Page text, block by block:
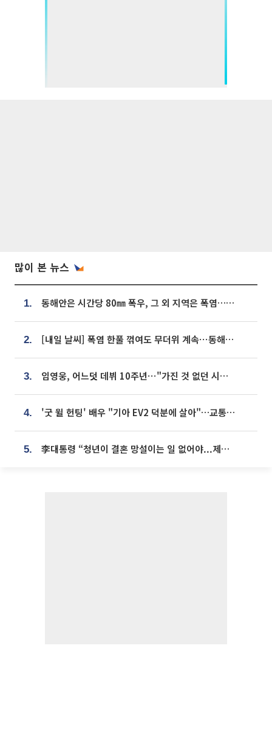
많이 본 뉴스
1. 동해안은 시간당 80㎜ 폭우, 그 외 지역은 폭염…‘극과 극 날씨’
2. [내일 날씨] 폭염 한풀 꺾여도 무더위 계속⋯동해안 이틀 연속 비
3. 임영웅, 어느덧 데뷔 10주년⋯"가진 것 없던 시절, 내 앞엔 20명의 팬뿐"
4. '굿 윌 헌팅' 배우 "기아 EV2 덕분에 살아"…교통사고 후 안전성 극찬
5. 李대통령 “청년이 결혼 망설이는 일 없어야...제도상 불이익 조사”